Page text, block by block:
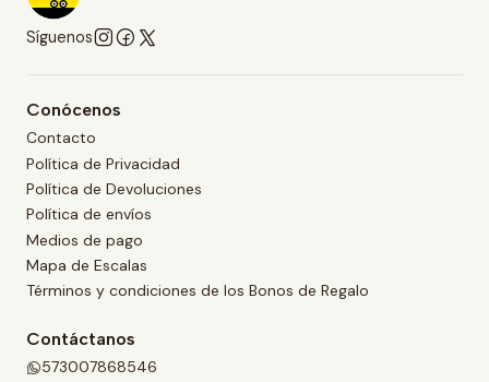
Síguenos
Conócenos
Contacto
Política de Privacidad
Política de Devoluciones
Política de envíos
Medios de pago
Mapa de Escalas
Términos y condiciones de los Bonos de Regalo
Contáctanos
573007868546